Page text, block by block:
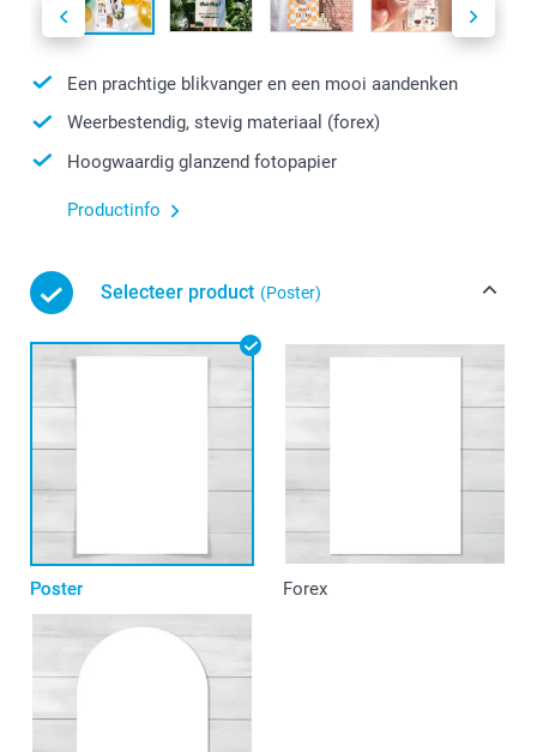
Een prachtige blikvanger en een mooi aandenken
Weerbestendig, stevig materiaal (forex)
Hoogwaardig glanzend fotopapier
Productinfo
Selecteer product (Poster)
Poster Forex